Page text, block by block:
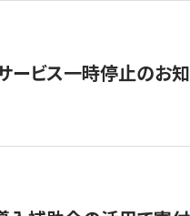
ービス一時停止のお